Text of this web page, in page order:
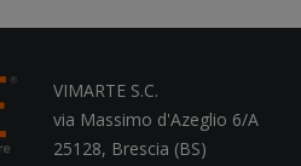
VIMARTE S.C.
via Massimo d'Azeglio 6/A
25128, Brescia (BS)